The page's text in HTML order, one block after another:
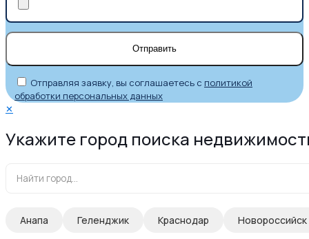
Отправляя заявку, вы соглашаетесь с политикой
обработки персональных данных
✕
Укажите город поиска
Анапа Геленджик Краснодар Новороссийск